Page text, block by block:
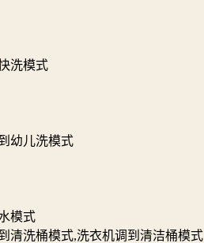
洗模式
幼儿洗模式
模式
清洗桶模式,洗衣机调到清洁桶模式